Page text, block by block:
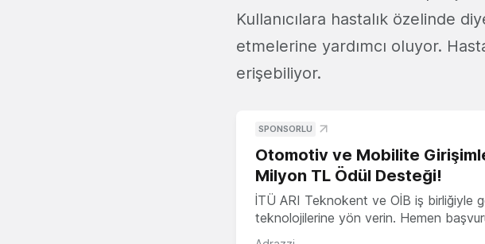
Kullanıcılara hastalık özelinde
etmelerine yardımcı oluyor.
erişebiliyor.
SPONSORLU
Otomotiv ve Mobilite
Milyon TL Ödül Desteği!
İTÜ ARI Teknokent ve OİB iş birliğiyle
teknolojilerine yön verin. Hemen